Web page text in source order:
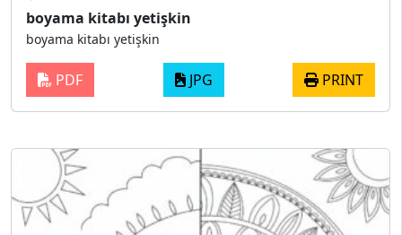
boyama kitabı yetişkin
boyama kitabı yetişkin
PDF JPG PRINT